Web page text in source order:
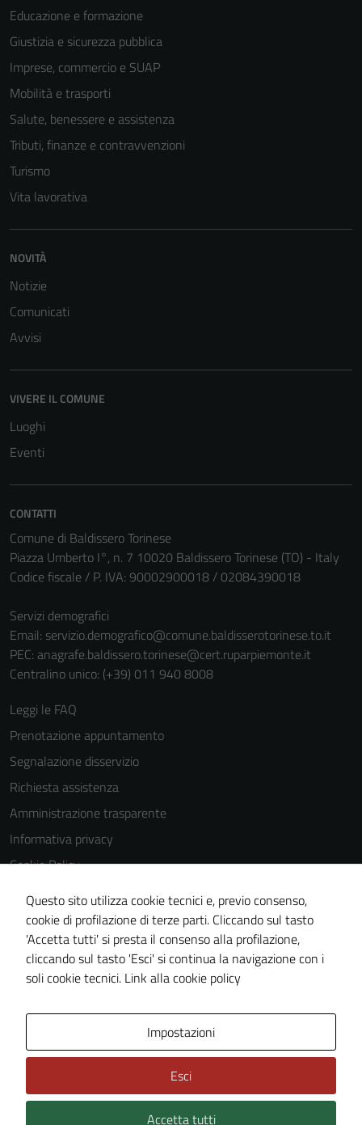
Educazione e formazione
Giustizia e sicurezza pubblica
Imprese, commercio e SUAP
Mobilità e trasporti
Salute, benessere e assistenza
Tributi, finanze e contravvenzioni
Turismo
Vita lavorativa
NOVITÀ
Notizie
Comunicati
Avvisi
VIVERE IL COMUNE
Luoghi
Eventi
CONTATTI
Comune di Baldissero Torinese
Piazza Umberto I°, n. 7 10020 Baldissero Torinese (TO) - Italy
Codice fiscale / P. IVA: 90002900018 / 02084390018
Servizi demografici
Email: servizio.demografico@comune.baldisserotorinese.to.it
PEC: anagrafe.baldissero.torinese@cert.ruparpiemonte.it
Centralino unico: (+39) 011 940 8008
Leggi le FAQ
Prenotazione appuntamento
Segnalazione disservizio
Richiesta assistenza
Amministrazione trasparente
Informativa privacy
Cookie Policy
Note legali
Dichiarazione di accessibilità
Meccanismo di feedback
Piano di miglioramento del sito
Questo sito utilizza cookie tecnici e, previo consenso,
cookie di profilazione di terze parti. Cliccando sul tasto
'Accetta tutti' si presta il consenso alla profilazione,
cliccando sul tasto 'Esci' si continua la navigazione con i
soli cookie tecnici. Link alla cookie policy
Impostazioni
Esci
Accetta tutti